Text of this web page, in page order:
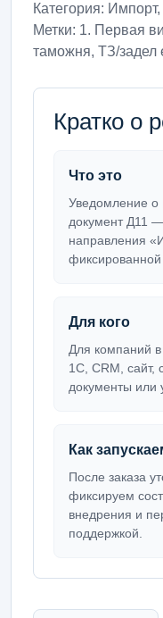
Категория:
Метки: 1. Первая
таможня, ТЗ/задел
Кратко о
Что это
Уведомление о
документ Д11
направления
фиксированной
Для кого
Для компаний в
1С, CRM, сайт,
документы или
Как
После заказа
фиксируем
внедрения и
поддержкой.